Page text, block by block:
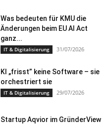
Was bedeuten für KMU die
Änderungen beim EU AI Act
ganz...
IT & Digitalisierung 31/07/2026
KI „frisst” keine Software – sie
orchestriert sie
IT & Digitalisierung 29/07/2026
Startup Aqvior im GründerView